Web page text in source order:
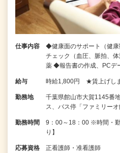
仕事内容
◆健康面のサポート（健
チェック（血圧、脈拍、
薬 ◆報告書の作成、PCデ
給与 時給1,800円 ★賃上げし
勤務地
千葉県館山市大賀1145番
ス、バス停「ファミリー
勤務時間
9：00～18：00 ※時間・
り】
応募資格 正看護師・准看護師